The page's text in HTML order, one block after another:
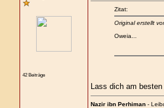
42 Beiträge
Zitat:
Original erstellt
Oweia...
Lass dich am
Nazir ibn Perhiman-